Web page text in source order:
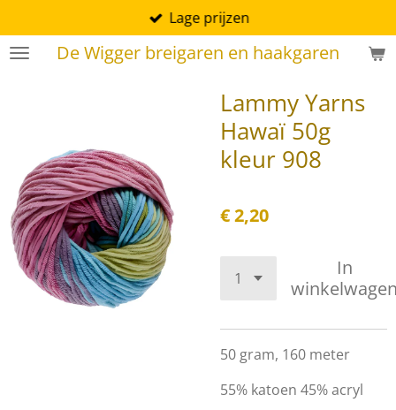
direct
naar
De Wigger breigaren en haakgaren
Lage prijzen
Lammy Yarns
Hawaï 50g
kleur 908
€ 2,20
In
50 gram, 160 meter
55% katoen 45% acryl